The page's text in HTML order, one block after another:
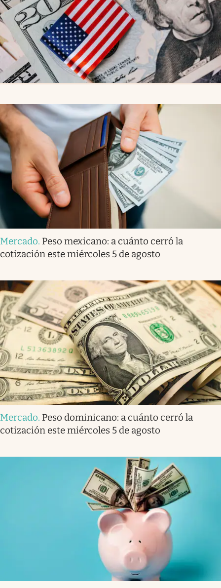
Mercado. Peso mexicano: a cuánto cerró la
cotización este miércoles 5 de agosto
Mercado. Peso dominicano: a cuánto cerró la
cotización este miércoles 5 de agosto